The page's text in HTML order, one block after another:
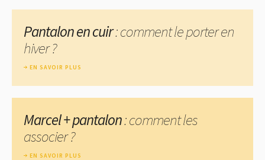
Pantalon en cuir: comment le porter en
hiver ?
EN SAVOIR PLUS
Marcel + pantalon: comment les
associer ?
EN SAVOIR PLUS